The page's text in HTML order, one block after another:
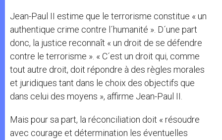
Jean-Paul II estime que le terrorisme constitue « un
authentique crime contre l´humanité ». D´une part
donc, la justice reconnaît « un droit de se défendre
contre le terrorisme ». « C´est un droit qui, comme
tout autre droit, doit répondre à des règles morales
et juridiques tant dans le choix des objectifs que
dans celui des moyens », affirme Jean-Paul II.
Mais pour sa part, la réconciliation doit « résoudre
avec courage et détermination les éventuelles